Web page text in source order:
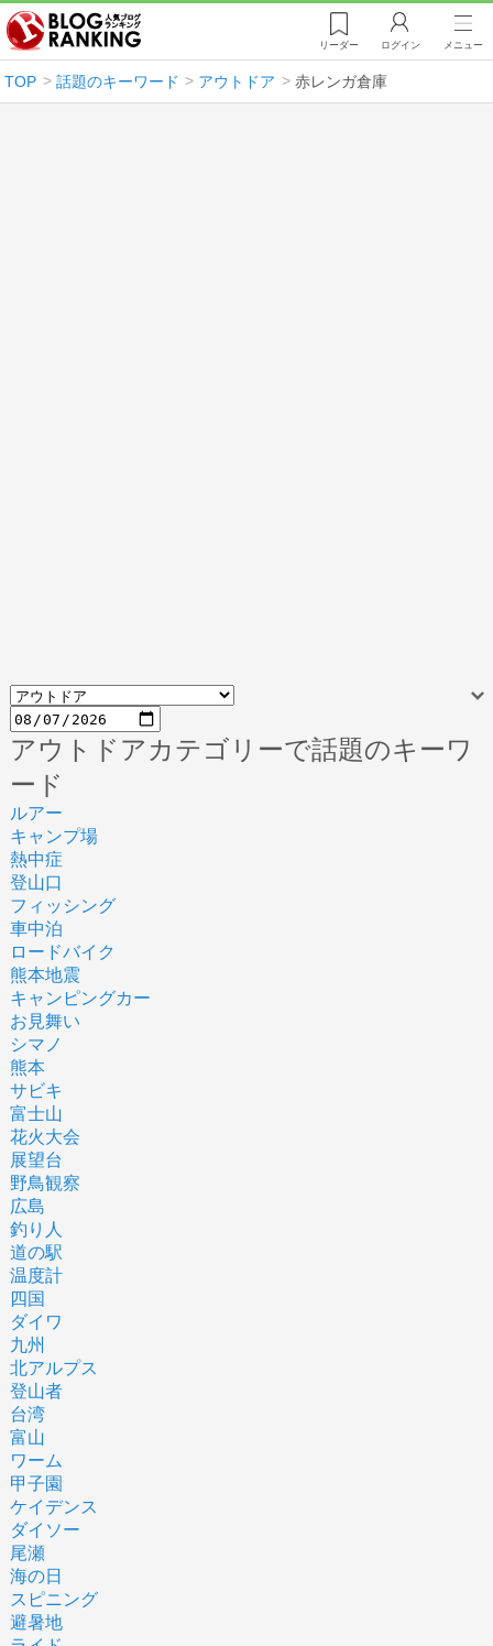
リーダー ログイン メニュー
TOP 話題のキーワード アウトドア 赤レンガ倉庫
アウトドアカテゴリーで話題のキーワ
ード
ルアー
キャンプ場
熱中症
登山口
フィッシング
車中泊
ロードバイク
熊本地震
キャンピングカー
お見舞い
シマノ
熊本
サビキ
富士山
花火大会
展望台
野鳥観察
広島
釣り人
道の駅
温度計
四国
ダイワ
九州
北アルプス
登山者
台湾
富山
ワーム
甲子園
ケイデンス
ダイソー
尾瀬
海の日
スピニング
避暑地